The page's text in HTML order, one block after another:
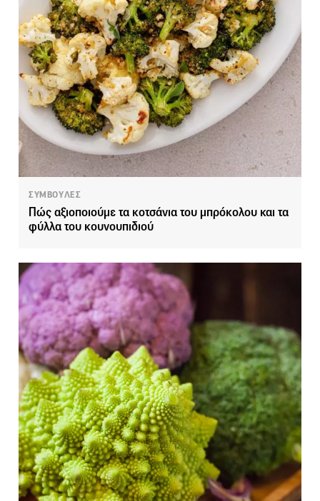
ΣΥΜΒΟΥΛΕΣ
Πώς αξιοποιούμε τα κοτσάνια του μπρόκολου και τα
φύλλα του κουνουπιδιού